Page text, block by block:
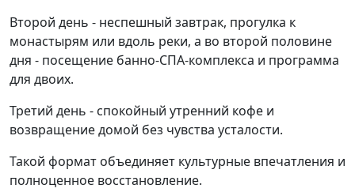
Второй день - неспешный завтрак, прогулка к
монастырям или вдоль реки, а во второй половине
дня - посещение банно-СПА-комплекса и программа
для двоих.
Третий день - спокойный утренний кофе и
возвращение домой без чувства усталости.
Такой формат объединяет культурные впечатления и
полноценное восстановление.